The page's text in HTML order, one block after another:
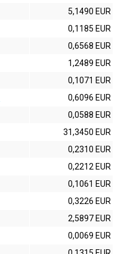
5,1490 EUR
0,1185 EUR
0,6568 EUR
1,2489 EUR
0,1071 EUR
0,6096 EUR
0,0588 EUR
31,3450 EUR
0,2310 EUR
0,2212 EUR
0,1061 EUR
0,3226 EUR
2,5897 EUR
0,0069 EUR